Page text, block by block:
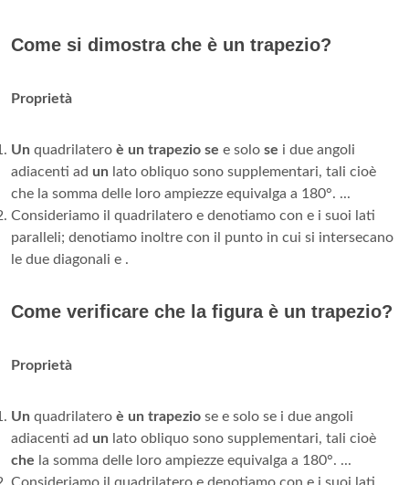
Come si dimostra che è un trapezio?
Proprietà
Un quadrilatero è un trapezio se e solo se i due angoli
adiacenti ad un lato obliquo sono supplementari, tali cioè
che la somma delle loro ampiezze equivalga a 180°. ...
Consideriamo il quadrilatero e denotiamo con e i suoi lati
paralleli; denotiamo inoltre con il punto in cui si intersecano
le due diagonali e .
Come verificare che la figura è un trapezio?
Proprietà
Un quadrilatero è un trapezio se e solo se i due angoli
adiacenti ad un lato obliquo sono supplementari, tali cioè
che la somma delle loro ampiezze equivalga a 180°. ...